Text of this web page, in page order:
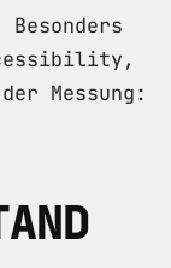
Messung: